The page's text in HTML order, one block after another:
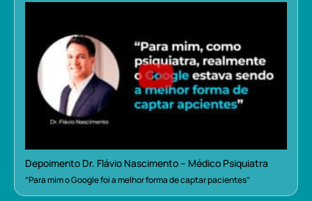
Depoimento Dr. Flávio Nascimento – Médico Psiquiatra
“Para mim o Google foi a melhor forma de captar pacientes”